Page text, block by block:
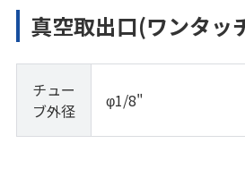
真空取出口(ワンタッ
チュー
ブ外径
φ1/8"